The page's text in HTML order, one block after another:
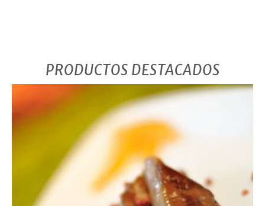
PRODUCTOS DESTACADOS